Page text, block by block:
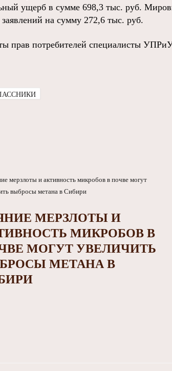
ущерб в сумме 698,3 тыс. руб.
на сумму 272,6 тыс. руб.
прав потребителей специалисты
МЕРЗЛОТЫ И
МИКРОБОВ В
МОГУТ УВЕЛИЧИТЬ
МЕТАНА В